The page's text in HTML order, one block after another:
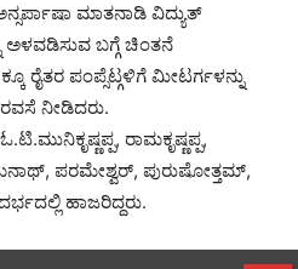
ಮಾತನಾಡಿ ವಿದ್ಯುತ್
ಅಳವಡಿಸುವ ಬಗ್ಗೆ ಚಿಂತನೆ
ರೈತರ ಪಂಪ್ಸೆಟ್ಗಳಿಗೆ ಮೀಟರ್ಗಳನ್ನು
ನೀಡಿದರು.
ರಾಮಕೃಷ್ಣಪ್ಪ,
ಪರಮೇಶ್ವರ್, ಪುರುಷೋತ್ತಮ್,
ಹಾಜರಿದ್ದರು.